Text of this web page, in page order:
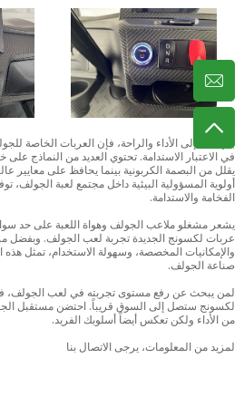
بالإضافة إلى الأداء والراحة، فإن العربات الخاصة
في الاعتبار الاستدامة. تحتوي العديد من النماذج على
يقلل من البصمة الكربونية بينما يحافظ على معايير
أولوية المسؤولية البيئية داخل مجتمع لعبة الجولف،
الفخامة والاستدامة.
يشعر مشغلو ملاعب الجولف وهواة اللعبة على حد
عربات لكسونج الجديدة تجربة لعب الجولف. وبفضل
والإمكانيات المخصصة، وسهولة الاستخدام، تمثل
صناعة الجولف.
لمن يبحث عن رفع مستوى تجربته في لعب الجولف،
لكسونج ستصل إلى السوق قريباً. احتضن مستقبل
من الأداء ولكن تعكس أيضاً أسلوبك الفريد.
لمزيد من المعلومات، يرجى الاتصال بنا